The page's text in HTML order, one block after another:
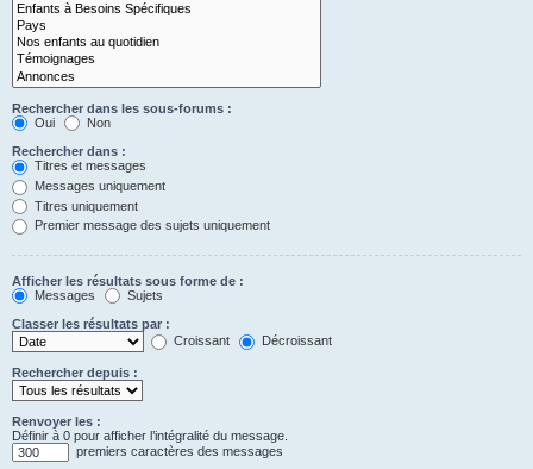
Rechercher dans les sous-forums :
Oui
Non
Rechercher dans :
Titres et messages
Messages uniquement
Titres uniquement
Premier message des sujets uniquement
Afficher les résultats sous forme de :
Messages
Sujets
Classer les résultats par :
Croissant
Décroissant
Rechercher depuis :
Renvoyer les :
Définir à 0 pour afficher l’intégralité du message.
premiers caractères des messages